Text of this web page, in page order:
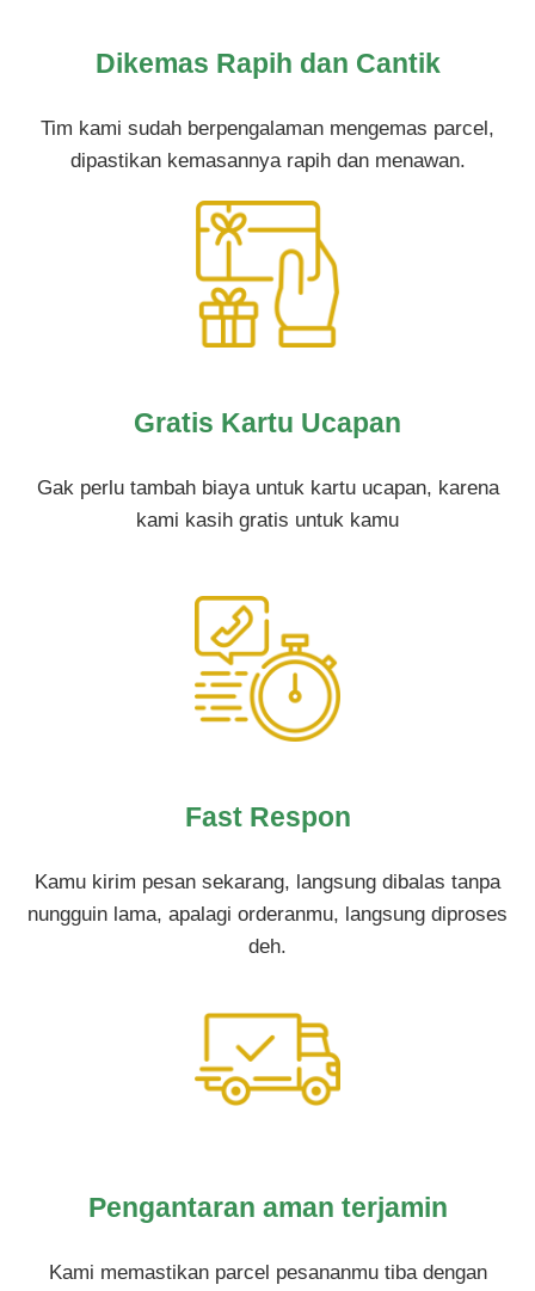
Dikemas Rapih dan Cantik
Tim kami sudah berpengalaman mengemas parcel,
dipastikan kemasannya rapih dan menawan.
Gratis Kartu Ucapan
Gak perlu tambah biaya untuk kartu ucapan, karena
kami kasih gratis untuk kamu
Fast Respon
Kamu kirim pesan sekarang, langsung dibalas tanpa
nungguin lama, apalagi orderanmu, langsung diproses
deh.
Pengantaran aman terjamin
Kami memastikan parcel pesananmu tiba dengan